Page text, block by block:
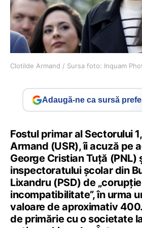
Clotilde Armand / Sursa foto: Inquam
Adaugă-ne ca sursă
Fostul primar al Sectorului
Armand (USR), îi acuză pe
George Cristian Tuță (PNL)
inspectoratului școlar din
Lixandru (PSD) de
incompatibilitate”, în urma
valoare de aproximativ
de primărie cu o societate